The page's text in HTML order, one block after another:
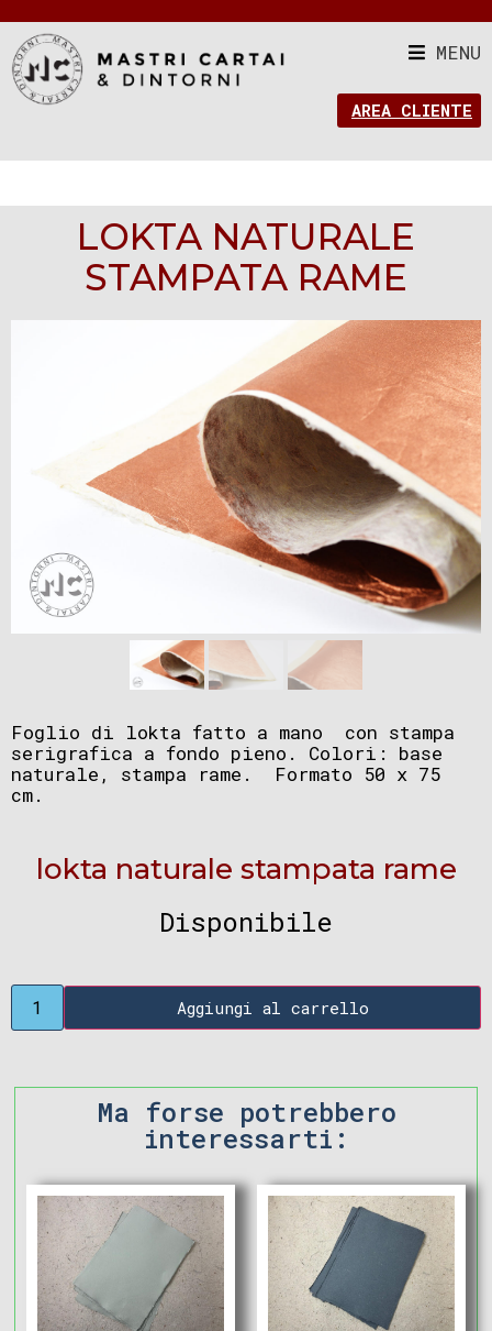
MENU
AREA CLIENTE
LOKTA NATURALE
STAMPATA RAME
Foglio di lokta fatto a mano con stampa
serigrafica a fondo pieno. Colori: base
naturale, stampa rame. Formato 50 x 75
cm.
lokta naturale stampata rame
Disponibile
Aggiungi al carrello
Ma forse potrebbero
interessarti: